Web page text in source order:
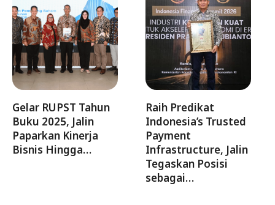
Gelar RUPST Tahun
Buku 2025, Jalin
Paparkan Kinerja
Bisnis Hingga…
Raih Predikat
Indonesia’s Trusted
Payment
Infrastructure, Jalin
Tegaskan Posisi
sebagai…